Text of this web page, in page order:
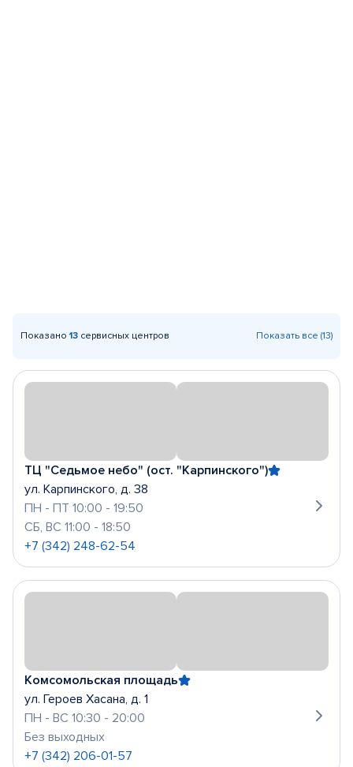
Показано 13 сервисных центров Показать все (13)
ТЦ "Седьмое небо" (ост. "Карпинского")
ул. Карпинского, д. 38
ПН - ПТ 10:00 - 19:50
СБ, ВС 11:00 - 18:50
+7 (342) 248-62-54
Комсомольская площадь
ул. Героев Хасана, д. 1
ПН - ВС 10:30 - 20:00
Без выходных
+7 (342) 206-01-57